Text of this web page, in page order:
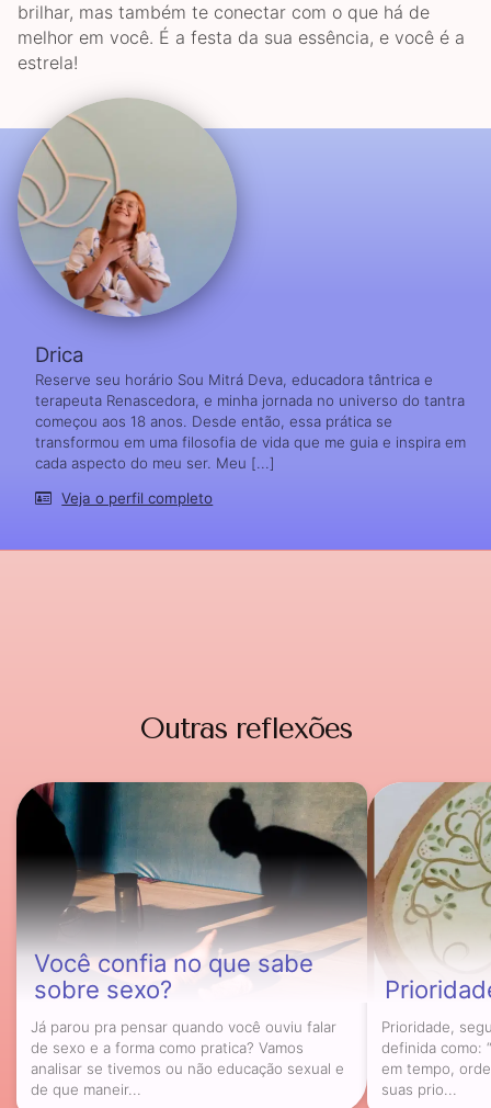
brilhar, mas também te conectar com o que há de
melhor em você. É a festa da sua essência, e você é a
estrela!
Drica
Reserve seu horário Sou Mitrá Deva, educadora tântrica e
terapeuta Renascedora, e minha jornada no universo do tantra
começou aos 18 anos. Desde então, essa prática se
transformou em uma filosofia de vida que me guia e inspira em
cada aspecto do meu ser. Meu [...]
Veja o perfil completo
Outras reflexões
Você confia no que sabe
sobre sexo?
Já parou pra pensar quando você ouviu falar
de sexo e a forma como pratica? Vamos
analisar se tivemos ou não educação sexual e
de que maneir...
Prioridade,
definida como:
em tempo,
suas prio...